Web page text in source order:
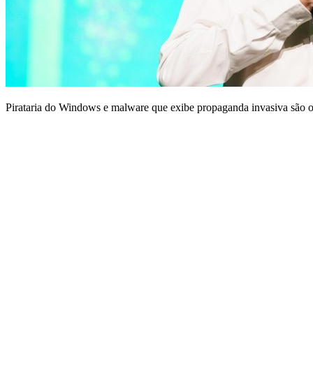
Pirataria do Windows e malware que exibe propaganda invasiva